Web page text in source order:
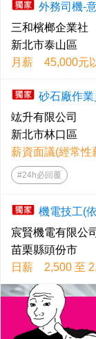
外務司機-
三和檳榔企業社
新北市泰山區
月薪 45,000元
砂石廠作業
竑升有限公司
新北市林口區
薪資面議(經常性
#24h必回覆
宸賢機電有限公司
苗栗縣頭份市
日薪 2,500 至